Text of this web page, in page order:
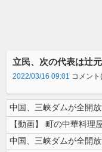
立民、次の代表は辻
2022/03/16 09:01 コメン
中国、三峡ダムが全開
【動画】 町の中華料理
中国、三峡ダムが全開